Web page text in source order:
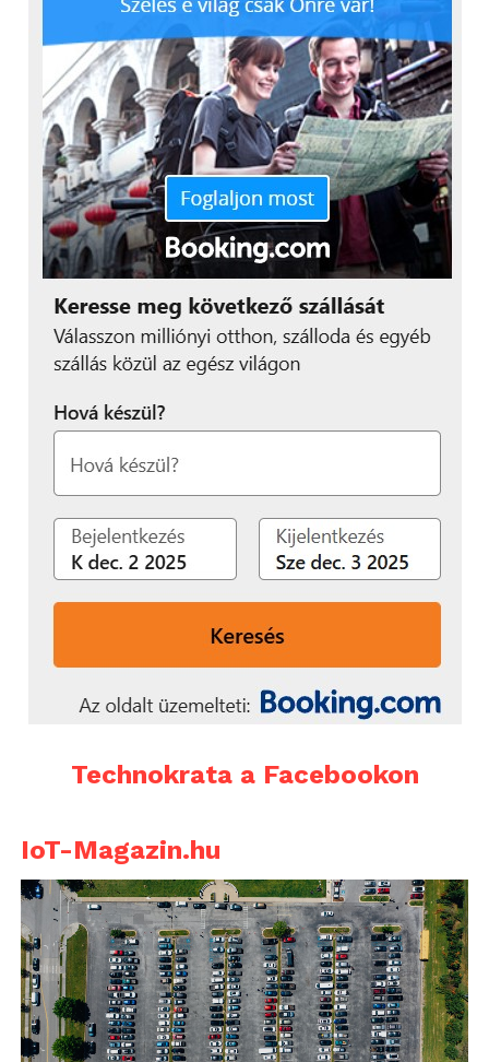
Technokrata a Facebookon
IoT-Magazin.hu